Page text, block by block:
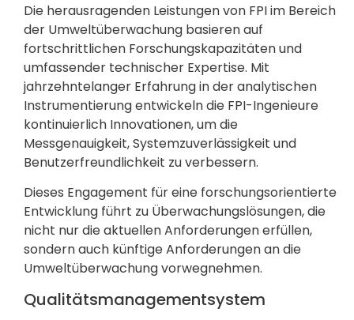
Die herausragenden Leistungen von FPI im Bereich
der Umweltüberwachung basieren auf
fortschrittlichen Forschungskapazitäten und
umfassender technischer Expertise. Mit
jahrzehntelanger Erfahrung in der analytischen
Instrumentierung entwickeln die FPI-Ingenieure
kontinuierlich Innovationen, um die
Messgenauigkeit, Systemzuverlässigkeit und
Benutzerfreundlichkeit zu verbessern.
Dieses Engagement für eine forschungsorientierte
Entwicklung führt zu Überwachungslösungen, die
nicht nur die aktuellen Anforderungen erfüllen,
sondern auch künftige Anforderungen an die
Umweltüberwachung vorwegnehmen.
Qualitätsmanagementsystem